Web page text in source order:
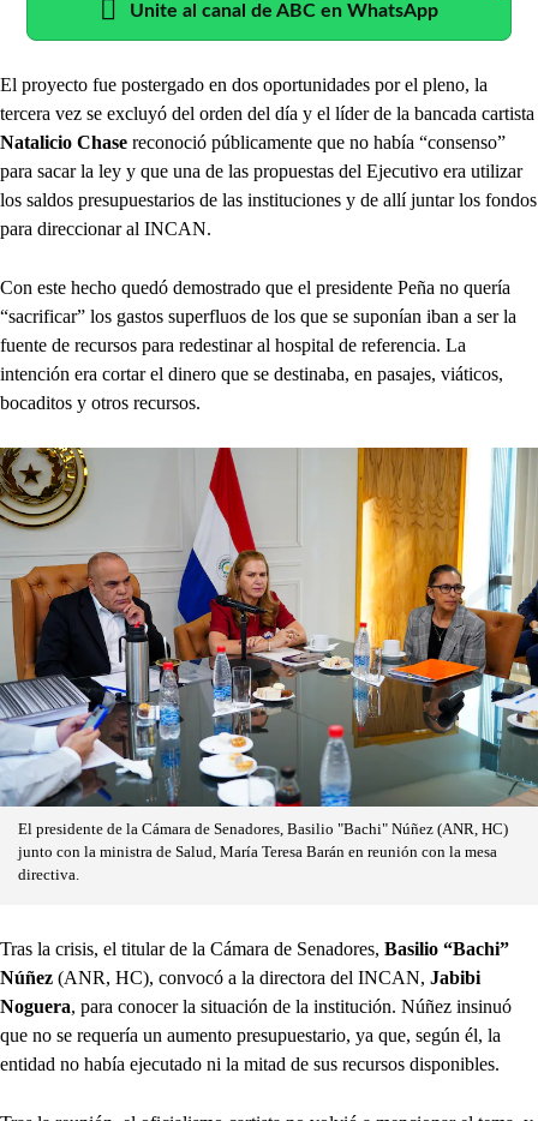
Unite al canal de ABC en WhatsApp
El proyecto fue postergado en dos oportunidades por el pleno, la
tercera vez se excluyó del orden del día y el líder de la bancada cartista
Natalicio Chase reconoció públicamente que no había “consenso”
para sacar la ley y que una de las propuestas del Ejecutivo era utilizar
los saldos presupuestarios de las instituciones y de allí juntar los fondos
para direccionar al INCAN.
Con este hecho quedó demostrado que el presidente Peña no quería
“sacrificar” los gastos superfluos de los que se suponían iban a ser la
fuente de recursos para redestinar al hospital de referencia. La
intención era cortar el dinero que se destinaba, en pasajes, viáticos,
bocaditos y otros recursos.
El presidente de la Cámara de Senadores, Basilio "Bachi" Núñez (ANR, HC)
junto con la ministra de Salud, María Teresa Barán en reunión con la mesa
directiva.
Tras la crisis, el titular de la Cámara de Senadores, Basilio “Bachi”
Núñez (ANR, HC), convocó a la directora del INCAN, Jabibi
Noguera, para conocer la situación de la institución. Núñez insinuó
que no se requería un aumento presupuestario, ya que, según él, la
entidad no había ejecutado ni la mitad de sus recursos disponibles.